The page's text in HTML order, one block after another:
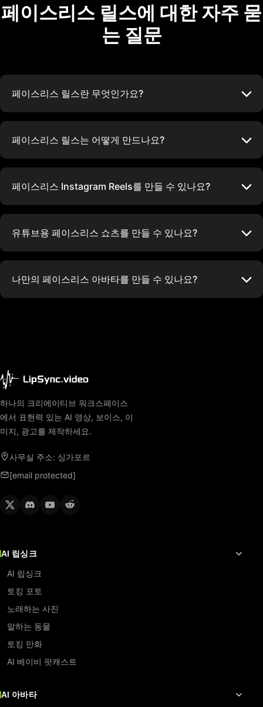
페이스리스 릴스에 대한 자주 묻
는 질문
페이스리스 릴스란 무엇인가요?
페이스리스 릴스는 어떻게 만드나요?
페이스리스 Instagram Reels를 만들 수 있나요?
유튜브용 페이스리스 쇼츠를 만들 수 있나요?
나만의 페이스리스 아바타를 만들 수 있나요?
하나의 크리에이티브 워크스페이스
에서 표현력 있는 AI 영상, 보이스, 이
미지, 광고를 제작하세요.
사무실 주소: 싱가포르
[email protected]
AI 립싱크
AI 립싱크
토킹 포토
노래하는 사진
말하는 동물
토킹 만화
AI 베이비 팟캐스트
AI 아바타